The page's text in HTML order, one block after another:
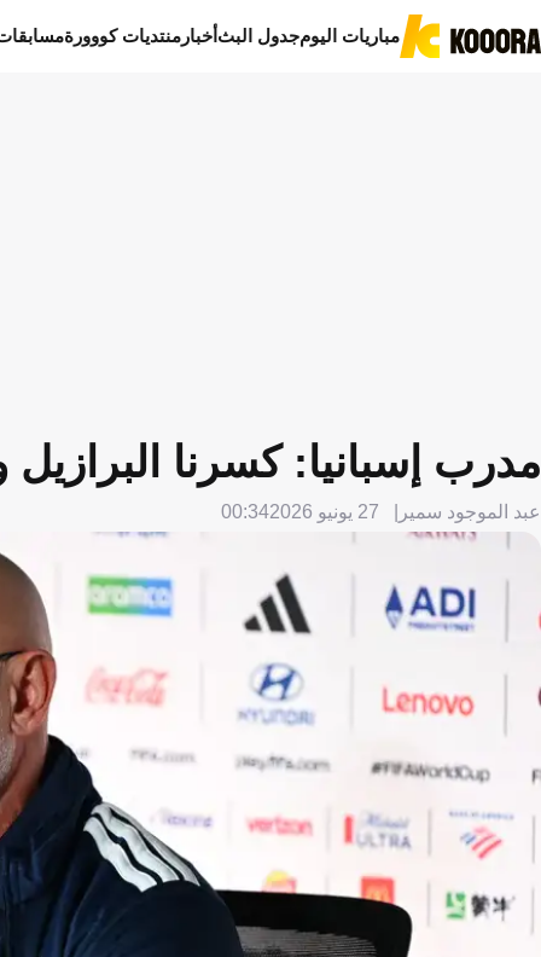
مباريات اليومجدول البثأخبار منتديات كووورة
مدرب إسبانيا: كسرنا
عبد الموجود سمير 27 يونيو 2026 00:34